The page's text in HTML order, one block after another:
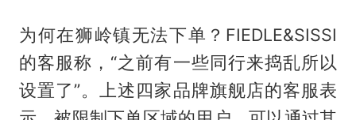
为何在狮岭镇无法下单？FIEDLE&SISSI
的客服称，“之前有一些同行来捣乱所以
设置了”。上述四家品牌旗舰店的客服表